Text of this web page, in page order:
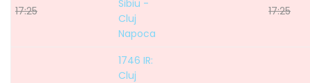
17:25
Sibiu -
Cluj
Napoca
17:25
1746 IR:
Cluj